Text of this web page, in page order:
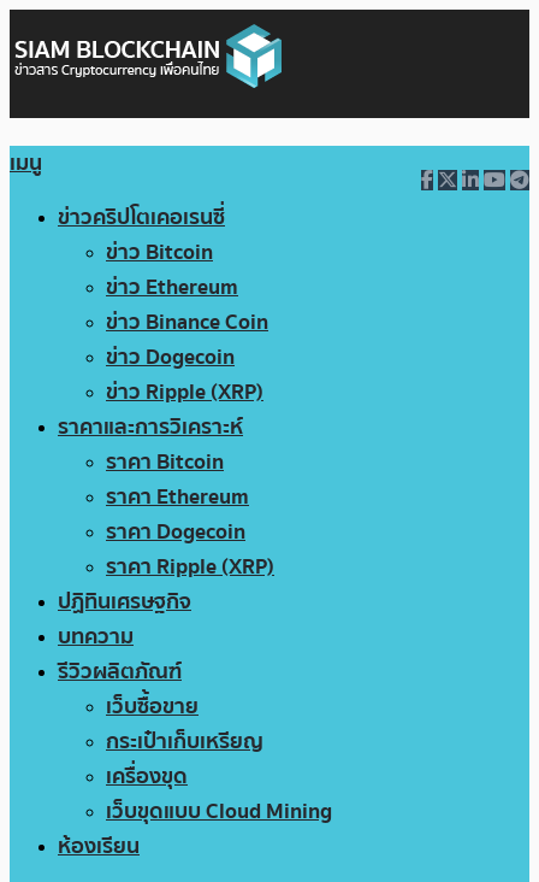
เมนู
ข่าวคริปโตเคอเรนซี่
ข่าว Bitcoin
ข่าว Ethereum
ข่าว Binance Coin
ข่าว Dogecoin
ข่าว Ripple (XRP)
ราคาและการวิเคราะห์
ราคา Bitcoin
ราคา Ethereum
ราคา Dogecoin
ราคา Ripple (XRP)
ปฏิทินเศรษฐกิจ
บทความ
รีวิวผลิตภัณฑ์
เว็บซื้อขาย
กระเป๋าเก็บเหรียญ
เครื่องขุด
เว็บขุดแบบ Cloud Mining
ห้องเรียน